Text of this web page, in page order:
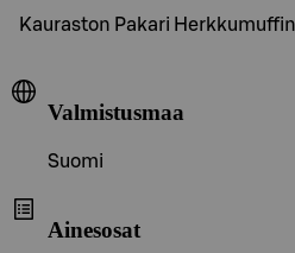
Kauraston Pakari
Valmistusmaa
Suomi
Ainesosat